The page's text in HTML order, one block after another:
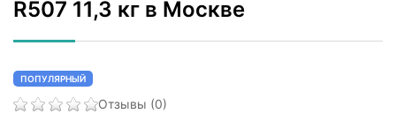
R507 11,3 кг в Москве
ПОПУЛЯРНЫЙ
Отзывы (0)